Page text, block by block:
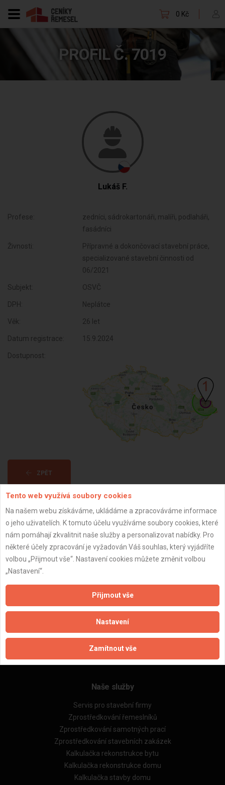
0 Kč
PROFIL Č. 7019
Lukáš F.
Profese:
zedníci, sádrokartonáři, malíři, podlaháři,
fasádníci
Živnosti:
Přípravné a dokončovací stavební práce,
specializované stavební činnosti od
06/2021
Subjekt: OSVČ
DPH: Neplátce
Věk: 26 let
Datum registrace: 15.9.2024
Dostupnost:
ZPĚT
Aktualizováno z portálu ARES dne 15.09.2024 12:53:02
Zpracování a ochrana osobních údajů
Zásady pro používání souborů cookie
Obchodní podmínky (zprostředkování)
Obchodní podmínky (rozpočtování)
Reference
Naše excelové tabulky online
Naše služby
Servis pro stavební firmy
Zprostředkování řemeslníků
Zprostředkování samotných prací
Zprostředkování stavebních zakázek
Kalkulačka rekonstrukce bytu
Kalkulačka rekonstrukce domu
Kalkulačka stavby domu
Tento web využívá soubory cookies
Na našem webu získáváme, ukládáme a zpracováváme informace
o jeho uživatelích. K tomuto účelu využíváme soubory cookies, které
nám pomáhají zkvalitnit naše služby a personalizovat nabídky. Pro
některé účely zpracování je vyžadován Váš souhlas, který vyjádříte
volbou „Přijmout vše“. Nastavení cookies můžete změnit volbou
„Nastavení“.
Přijmout vše
Nastavení
Zamítnout vše